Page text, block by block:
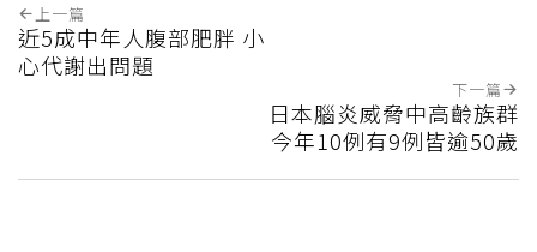
上一篇
近5成中年人腹部肥胖 小
心代謝出問題
下一篇
日本腦炎威脅中高齡族群
今年10例有9例皆逾50歲